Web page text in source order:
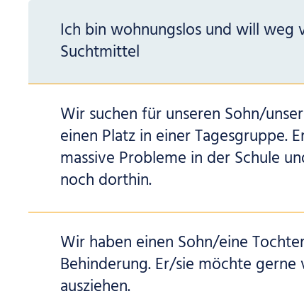
Ich bin wohnungslos und will weg
Suchtmittel
Wir suchen für unseren Sohn/
einen Platz in einer Tagesgruppe.
massive Probleme in der Schule
noch dorthin.
Wir haben einen Sohn/eine
Behinderung. Er/sie möchte gerne
ausziehen.